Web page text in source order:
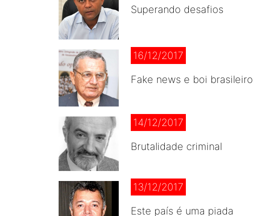
Superando desafios
16/12/2017
Fake news e boi brasileiro
14/12/2017
Brutalidade criminal
13/12/2017
Este país é uma piada